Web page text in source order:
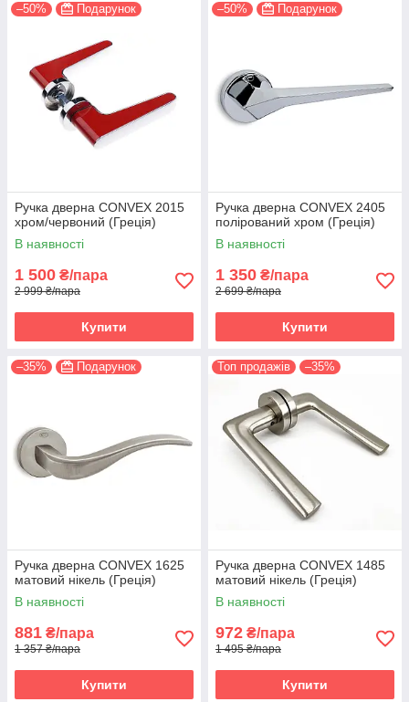
–50% Подарунок
Ручка дверна CONVEX 2015
хром/червоний (Греція)
В наявності
1 500 ₴/пара
2 999 ₴/пара
Купити
–50% Подарунок
Ручка дверна CONVEX 2405
полірований хром (Греція)
В наявності
1 350 ₴/пара
2 699 ₴/пара
Купити
–35% Подарунок
Ручка дверна CONVEX 1625
матовий нікель (Греція)
В наявності
881 ₴/пара
1 357 ₴/пара
Купити
Топ продажів –35%
Ручка дверна CONVEX 1485
матовий нікель (Греція)
В наявності
972 ₴/пара
1 495 ₴/пара
Купити